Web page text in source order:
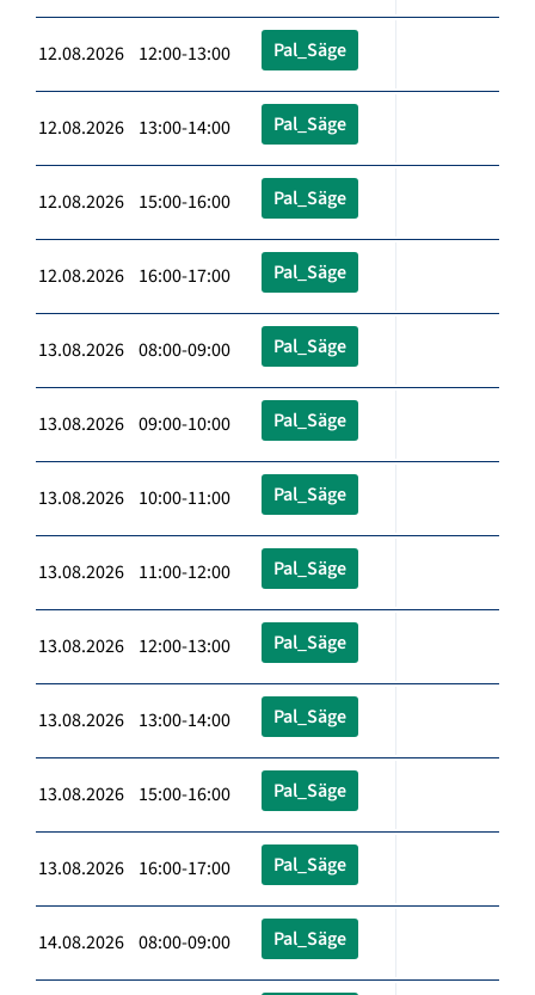
12.08.2026 12:00-13:00 Pal_Säge
12.08.2026 13:00-14:00 Pal_Säge
12.08.2026 15:00-16:00 Pal_Säge
12.08.2026 16:00-17:00 Pal_Säge
13.08.2026 08:00-09:00 Pal_Säge
13.08.2026 09:00-10:00 Pal_Säge
13.08.2026 10:00-11:00 Pal_Säge
13.08.2026 11:00-12:00 Pal_Säge
13.08.2026 12:00-13:00 Pal_Säge
13.08.2026 13:00-14:00 Pal_Säge
13.08.2026 15:00-16:00 Pal_Säge
13.08.2026 16:00-17:00 Pal_Säge
14.08.2026 08:00-09:00 Pal_Säge